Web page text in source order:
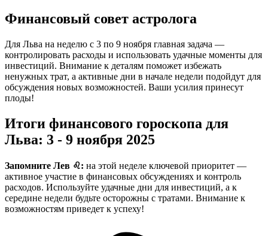
Финансовый совет астролога
Для Льва на неделю с 3 по 9 ноября главная задача —
контролировать расходы и использовать удачные моменты для
инвестиций. Внимание к деталям поможет избежать
ненужных трат, а активные дни в начале недели подойдут для
обсуждения новых возможностей. Ваши усилия принесут
плоды!
Итоги финансового гороскопа для
Льва: 3 - 9 ноября 2025
Запомните Лев ♌: на этой неделе ключевой приоритет —
активное участие в финансовых обсуждениях и контроль
расходов. Используйте удачные дни для инвестиций, а к
середине недели будьте осторожны с тратами. Внимание к
возможностям приведет к успеху!